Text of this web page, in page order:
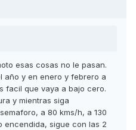
esas cosas no le pasan.
año y en enero y febrero a
facil que vaya a bajo cero.
y mientras siga
a 80 kms/h, a 130
encendida, sigue con las 2